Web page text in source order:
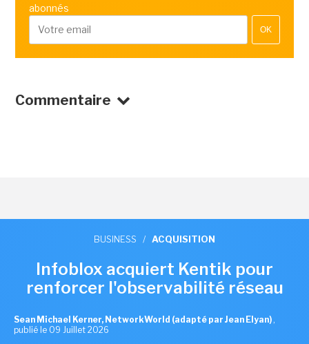
abonnés
OK
Commentaire
BUSINESS / ACQUISITION
Infoblox acquiert Kentik pour
renforcer l'observabilité réseau
Sean Michael Kerner, NetworkWorld (adapté par Jean Elyan) ,
publié le 09 Juillet 2026